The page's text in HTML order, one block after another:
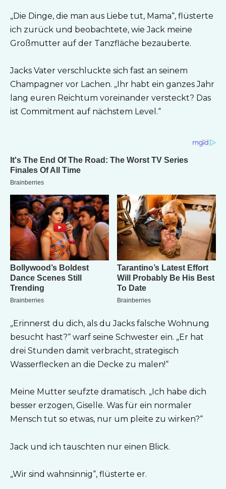
„Die Dinge, die man aus Liebe tut, Mama“, flüsterte
ich zurück und beobachtete, wie Jack meine
Großmutter auf der Tanzfläche bezauberte.
Jacks Vater verschluckte sich fast an seinem
Champagner vor Lachen. „Ihr habt ein ganzes Jahr
lang euren Reichtum voreinander versteckt? Das
ist Commitment auf nächstem Level.“
„Erinnerst du dich, als du Jacks falsche Wohnung
besucht hast?“ warf seine Schwester ein. „Er hat
drei Stunden damit verbracht, strategisch
Wasserflecken an die Decke zu malen!“
Meine Mutter seufzte dramatisch. „Ich habe dich
besser erzogen, Giselle. Was für ein normaler
Mensch tut so etwas, nur um pleite zu wirken?“
Jack und ich tauschten nur einen Blick.
„Wir sind wahnsinnig“, flüsterte er.